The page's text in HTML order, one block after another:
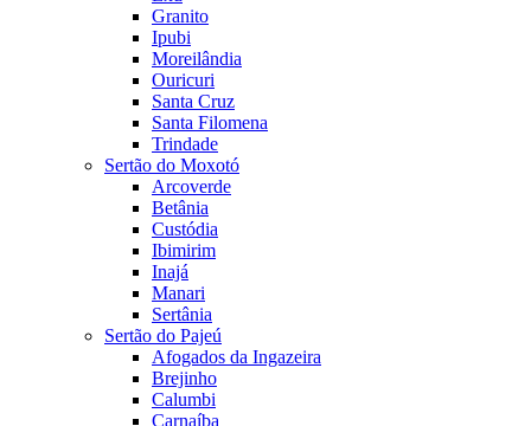
Granito
Ipubi
Moreilândia
Ouricuri
Santa Cruz
Santa Filomena
Trindade
Sertão do Moxotó
Arcoverde
Betânia
Custódia
Ibimirim
Inajá
Manari
Sertânia
Sertão do Pajeú
Afogados da Ingazeira
Brejinho
Calumbi
Carnaíba